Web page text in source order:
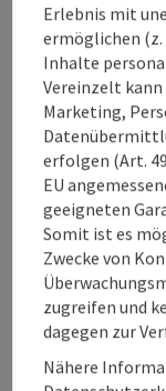
Losenstein
Pizzeria,
Das Hallenbad
Gäste des
Besuchern mit
Gerichten zur
Telefon
+43 660
DIDienstag
MIDOFR
Erlebnis mit
ermöglichen (z.
Inhalte
Vereinzelt
Marketing,
erfolgen (Art.
EU
geeigneten
Somit ist es
Zwecke von
zugreifen und
dagegen zur
Nähere